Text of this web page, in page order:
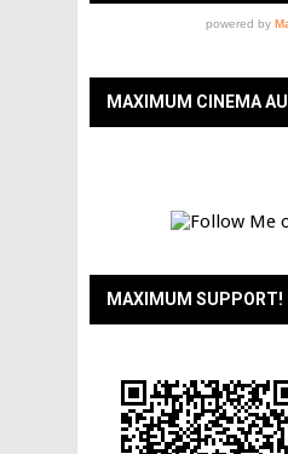
MAXIMUM CINEMA
MAXIMUM SUPPORT!